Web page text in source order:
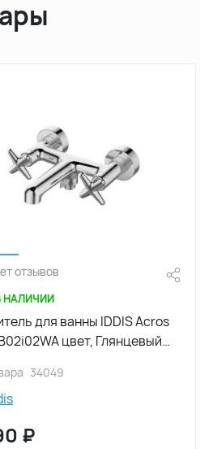
отзывов
НАЛИЧИИ
для ванны IDDIS Acros
цвет, Глянцевый
34049
₽